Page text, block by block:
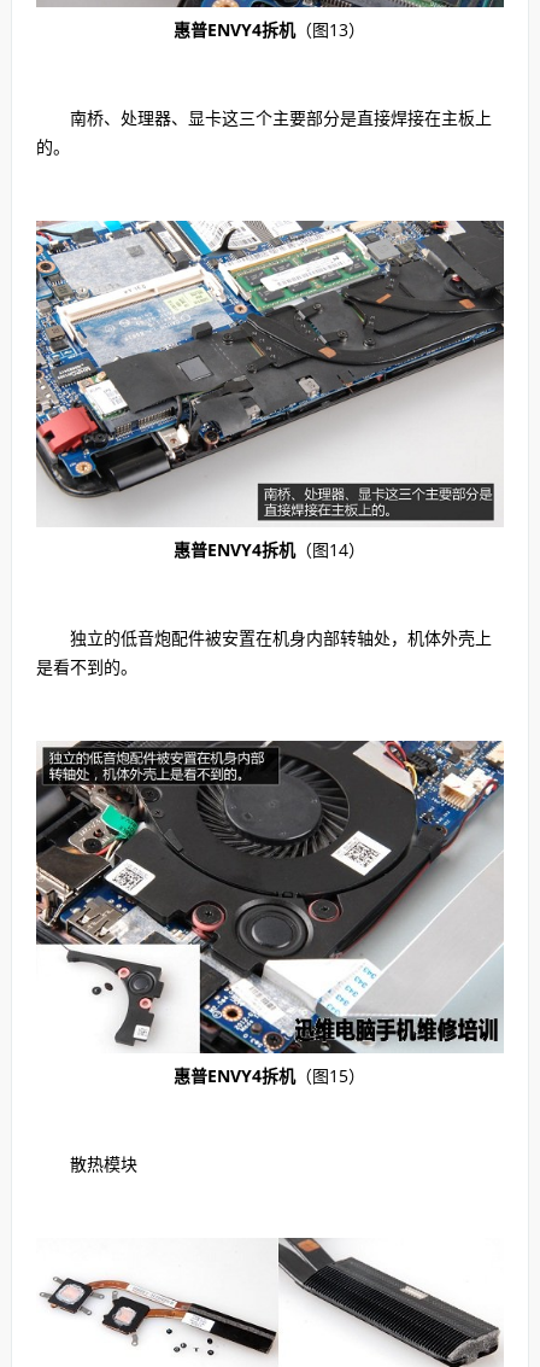
惠普ENVY4拆机（图13）
南桥、处理器、显卡这三个主要部分是直接焊接在主板上
的。
惠普ENVY4拆机（图14）
独立的低音炮配件被安置在机身内部转轴处，机体外壳上
是看不到的。
惠普ENVY4拆机（图15）
散热模块